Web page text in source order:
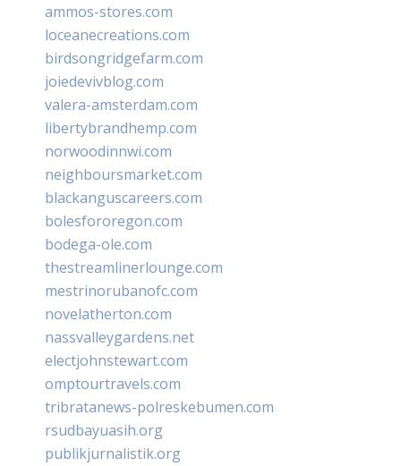
ammos-stores.com
loceanecreations.com
birdsongridgefarm.com
joiedevivblog.com
valera-amsterdam.com
libertybrandhemp.com
norwoodinnwi.com
neighboursmarket.com
blackanguscareers.com
bolesfororegon.com
bodega-ole.com
thestreamlinerlounge.com
mestrinorubanofc.com
novelatherton.com
nassvalleygardens.net
electjohnstewart.com
omptourtravels.com
tribratanews-polreskebumen.com
rsudbayuasih.org
publikjurnalistik.org